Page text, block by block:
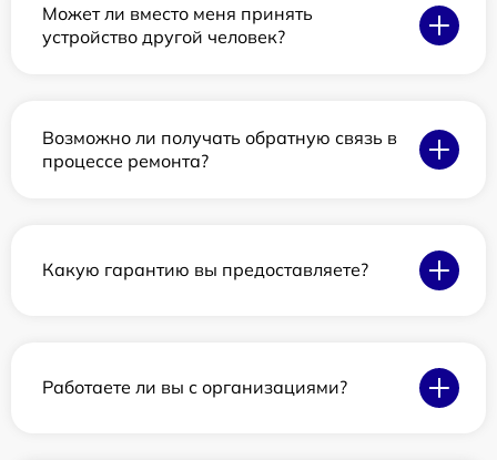
Может ли вместо меня принять
устройство другой человек?
Возможно ли получать обратную связь в
процессе ремонта?
Какую гарантию вы предоставляете?
Работаете ли вы с организациями?